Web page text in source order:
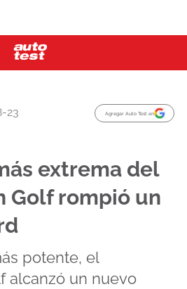
23 Agregar Auto Test en
extrema del
Golf rompió un
potente, el
alcanzó un nuevo